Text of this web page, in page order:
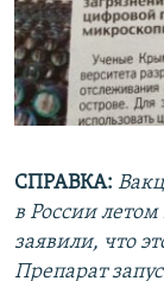
СПРАВКА:
в России
заявили, что
Препарат